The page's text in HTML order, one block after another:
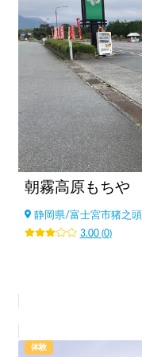
朝霧高原もちや
静岡県/富士宮市猪之頭
3.00(0)
体験